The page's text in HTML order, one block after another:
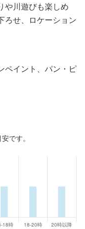
や川遊びも楽しめ
ろせ、ロケーション
ペイント、パン・ピ
です。